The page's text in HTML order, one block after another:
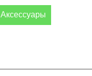
Аксессуары